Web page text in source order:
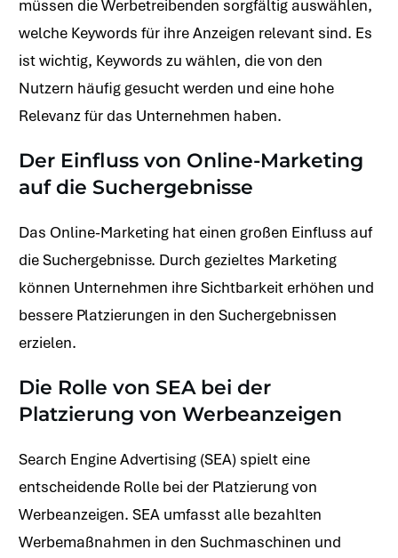
müssen die Werbetreibenden sorgfältig auswählen,
welche Keywords für ihre Anzeigen relevant sind. Es
ist wichtig, Keywords zu wählen, die von den
Nutzern häufig gesucht werden und eine hohe
Relevanz für das Unternehmen haben.
Der Einfluss von Online-Marketing
auf die Suchergebnisse
Das Online-Marketing hat einen großen Einfluss auf
die Suchergebnisse. Durch gezieltes Marketing
können Unternehmen ihre Sichtbarkeit erhöhen und
bessere Platzierungen in den Suchergebnissen
erzielen.
Die Rolle von SEA bei der
Platzierung von Werbeanzeigen
Search Engine Advertising (SEA) spielt eine
entscheidende Rolle bei der Platzierung von
Werbeanzeigen. SEA umfasst alle bezahlten
Werbemaßnahmen in den Suchmaschinen und